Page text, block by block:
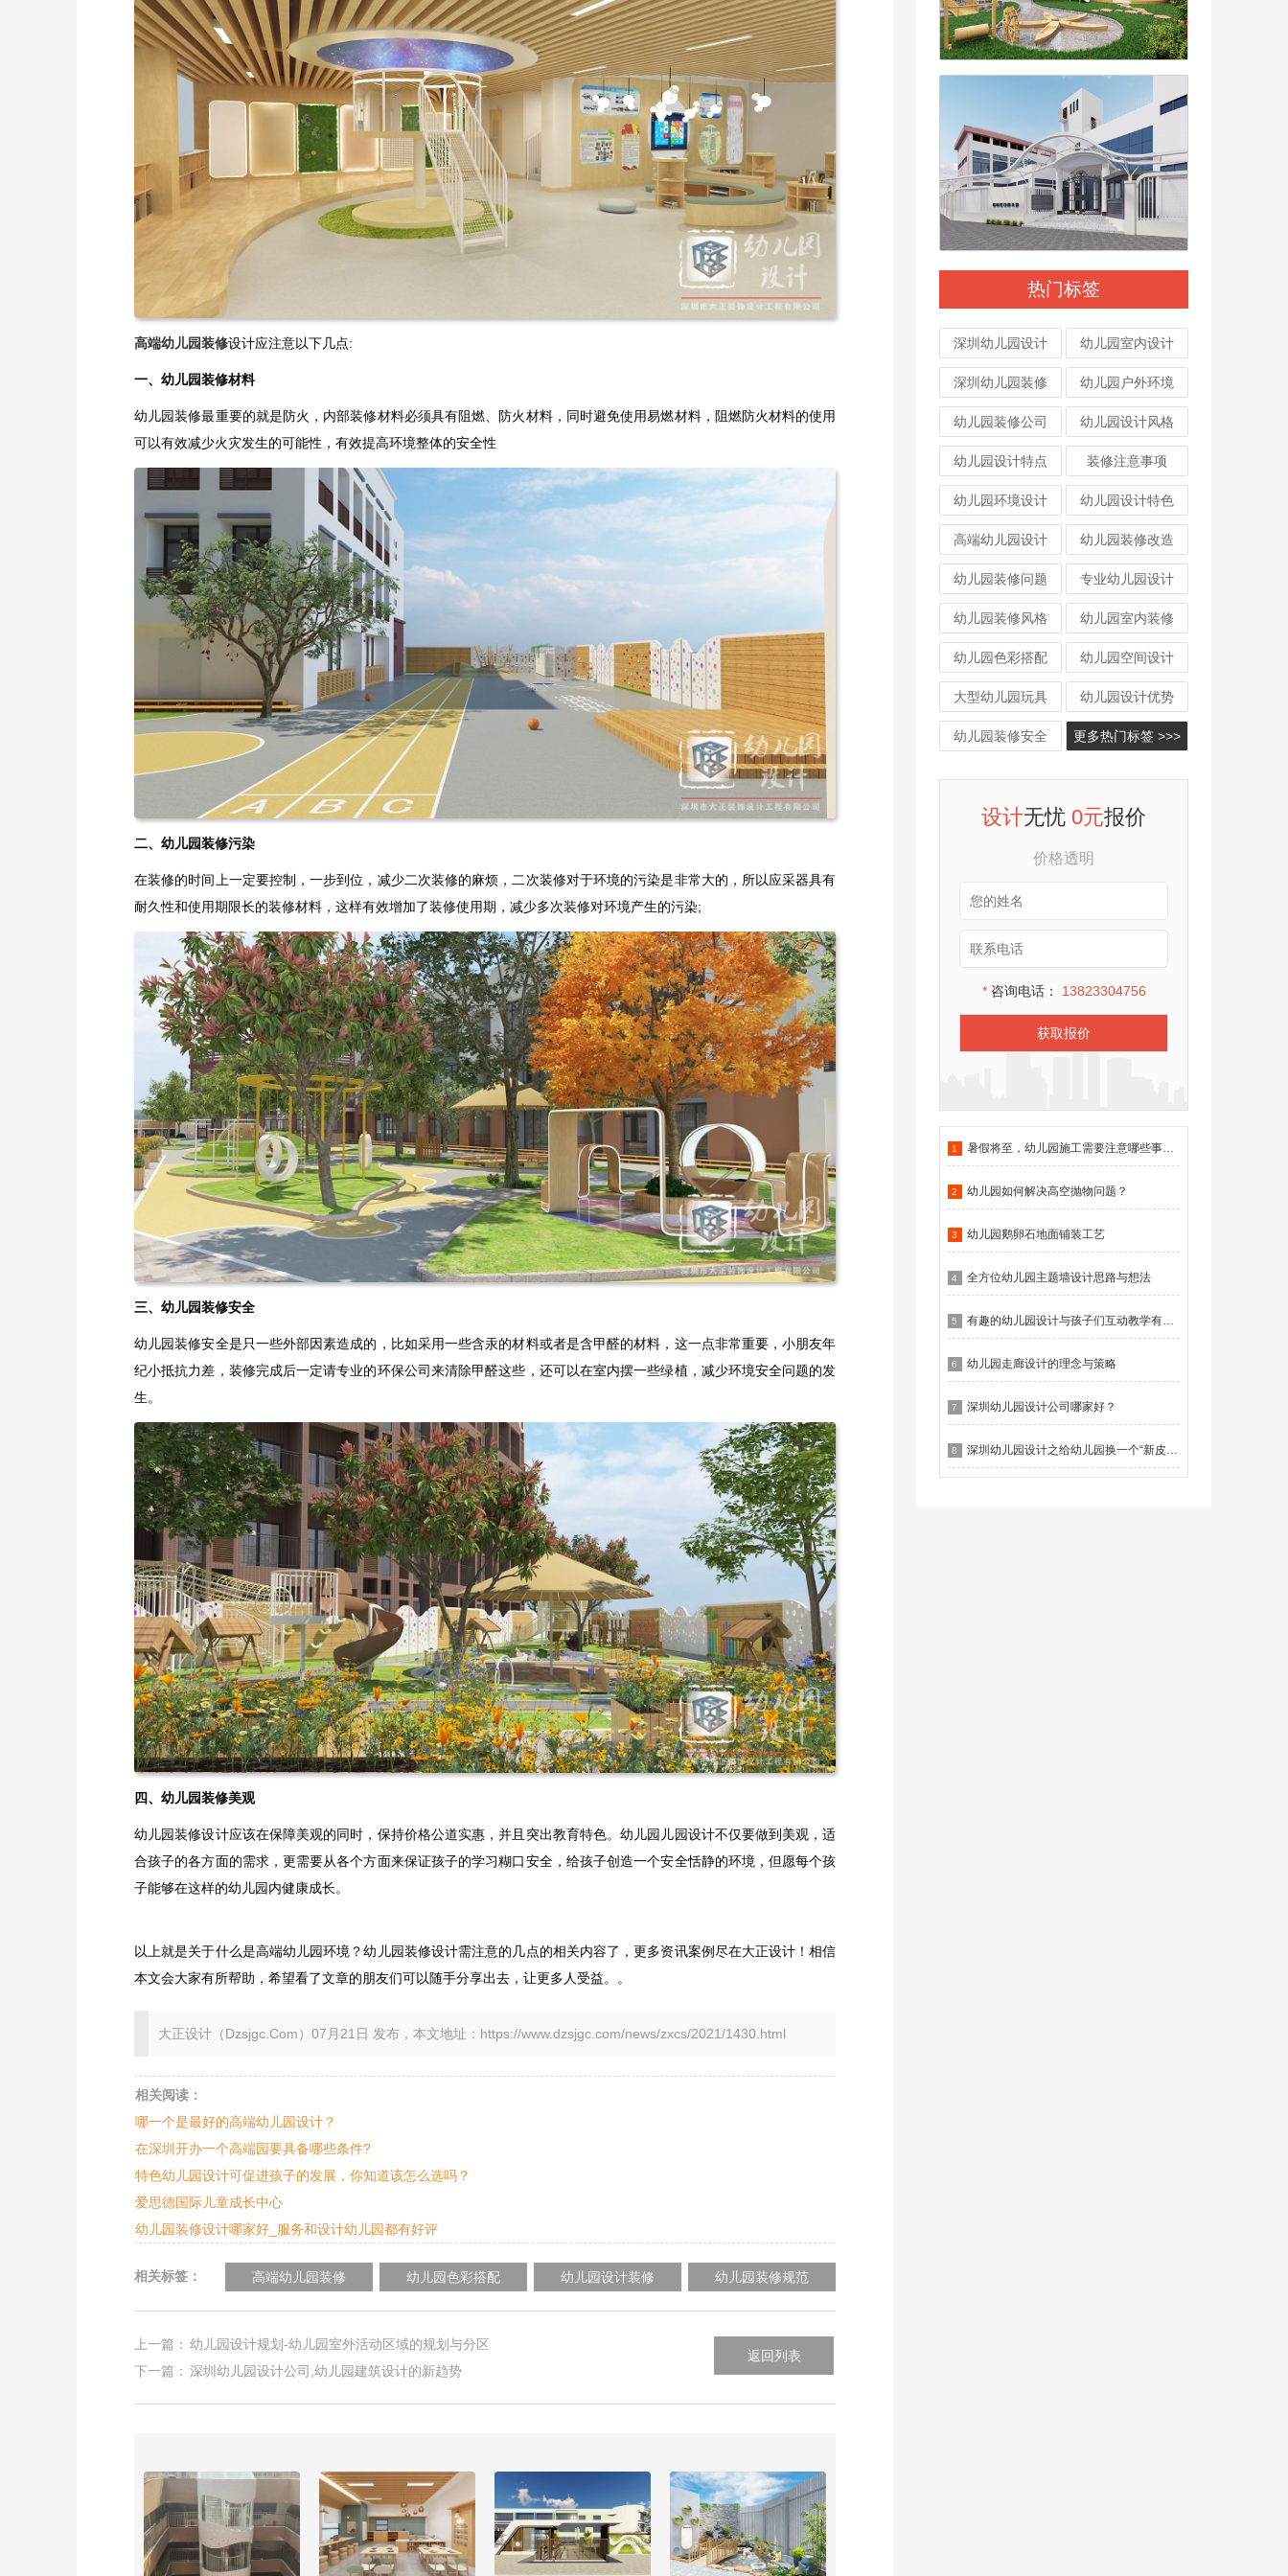
高端幼儿园装修设计应注意以下几点:
一、幼儿园装修材料
幼儿园装修最重要的就是防火，内部装修材料必须具有阻燃、防火材料，同时避免使用易燃材料，阻燃防火材料的使用
可以有效减少火灾发生的可能性，有效提高环境整体的安全性
二、幼儿园装修污染
在装修的时间上一定要控制，一步到位，减少二次装修的麻烦，二次装修对于环境的污染是非常大的，所以应采器具有
耐久性和使用期限长的装修材料，这样有效增加了装修使用期，减少多次装修对环境产生的污染;
三、幼儿园装修安全
幼儿园装修安全是只一些外部因素造成的，比如采用一些含汞的材料或者是含甲醛的材料，这一点非常重要，小朋友年
纪小抵抗力差，装修完成后一定请专业的环保公司来清除甲醛这些，还可以在室内摆一些绿植，减少环境安全问题的发
生。
四、幼儿园装修美观
幼儿园装修设计应该在保障美观的同时，保持价格公道实惠，并且突出教育特色。幼儿园儿园设计不仅要做到美观，适
合孩子的各方面的需求，更需要从各个方面来保证孩子的学习糊口安全，给孩子创造一个安全恬静的环境，但愿每个孩
子能够在这样的幼儿园内健康成长。
以上就是关于什么是高端幼儿园环境？幼儿园装修设计需注意的几点的相关内容了，更多资讯案例尽在大正设计！相信
本文会大家有所帮助，希望看了文章的朋友们可以随手分享出去，让更多人受益。。
大正设计（Dzsjgc.Com）07月21日 发布，本文地址：https://www.dzsjgc.com/news/zxcs/2021/1430.html
热门标签
深圳幼儿园设计 幼儿园室内设计
深圳幼儿园装修 幼儿园户外环境
幼儿园装修公司 幼儿园设计风格
幼儿园设计特点 装修注意事项
幼儿园环境设计 幼儿园设计特色
高端幼儿园设计 幼儿园装修改造
幼儿园装修问题 专业幼儿园设计
幼儿园装修风格 幼儿园室内装修
幼儿园色彩搭配 幼儿园空间设计
大型幼儿园玩具 幼儿园设计优势
幼儿园装修安全 更多热门标签 >>>
设计无忧0元报价
价格透明
*咨询电话： 13823304756
获取报价
1 暑假将至，幼儿园施工需要注意哪些事项？
2 幼儿园如何解决高空抛物问题？
3 幼儿园鹅卵石地面铺装工艺
4 全方位幼儿园主题墙设计思路与想法
5 有趣的幼儿园设计与孩子们互动教学有什么作用？
6 幼儿园走廊设计的理念与策略
7 深圳幼儿园设计公司哪家好？
8 深圳幼儿园设计之给幼儿园换一个“新皮肤”
相关阅读：
哪一个是最好的高端幼儿园设计？
在深圳开办一个高端园要具备哪些条件?
特色幼儿园设计可促进孩子的发展，你知道该怎么选吗？
爱思德国际儿童成长中心
幼儿园装修设计哪家好_服务和设计幼儿园都有好评
相关标签： 高端幼儿园装修 幼儿园色彩搭配 幼儿园设计装修 幼儿园装修规范
返回列表
上一篇： 幼儿园设计规划-幼儿园室外活动区域的规划与分区
下一篇： 深圳幼儿园设计公司,幼儿园建筑设计的新趋势